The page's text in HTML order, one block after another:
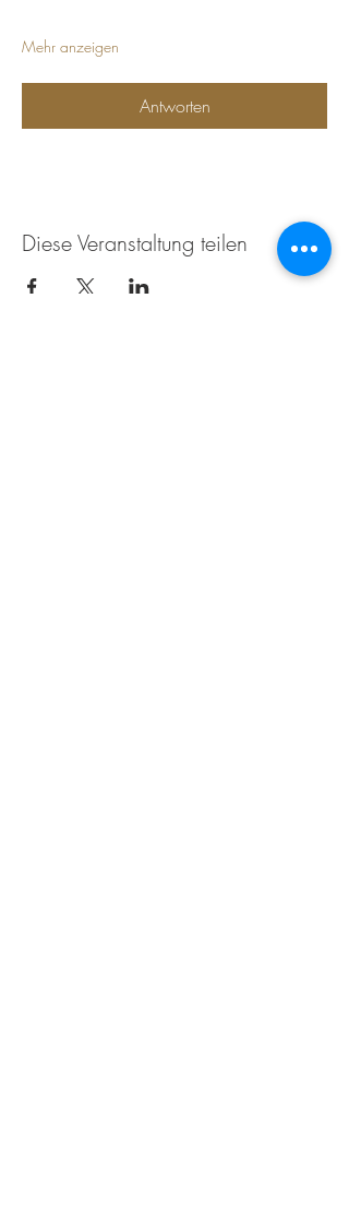
Mehr anzeigen
Antworten
Diese Veranstaltung teilen